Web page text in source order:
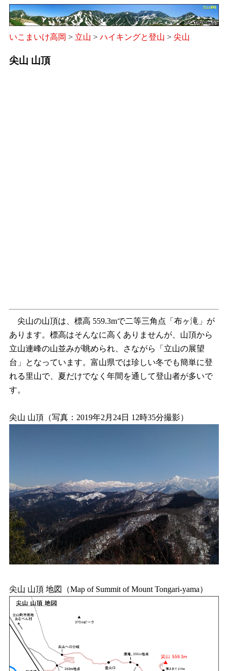
いこまいけ高岡 > 立山 > ハイキングと登山 > 尖山
尖山 山頂
尖山の山頂は、標高 559.3mで二等三角点「布ヶ滝」が
あります。標高はそんなに高くありませんが、山頂から
立山連峰の山並みが眺められ、さながら「立山の展望
台」となっています。富山県では珍しい冬でも簡単に登
れる里山で、夏だけでなく年間を通して登山者が多いで
す。
尖山 山頂（写真：2019年2月24日 12時35分撮影）
尖山 山頂 地図（Map of Summit of Mount Tongari-yama）